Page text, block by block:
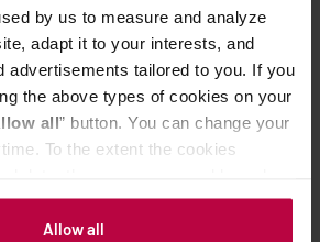
by us to measure and analyze
adapt it to your interests, and
advertisements tailored to you. If you
the above types of cookies on your
all” button. You can change your
To the extent the cookies
ALL GOOD S.A., ul.
78-100 Kołobrzeg) or third parties’
Allow all
minucie
wyciskać